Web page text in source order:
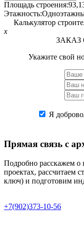
Площадь строения:
Этажность:
Калькулятор
x
ЗАКАЗ
Укажите свой
Я
Прямая связь с
Подробно расскажем о
проектах, рассчитаем
ключ) и подготовим
+7(902)373-10-56